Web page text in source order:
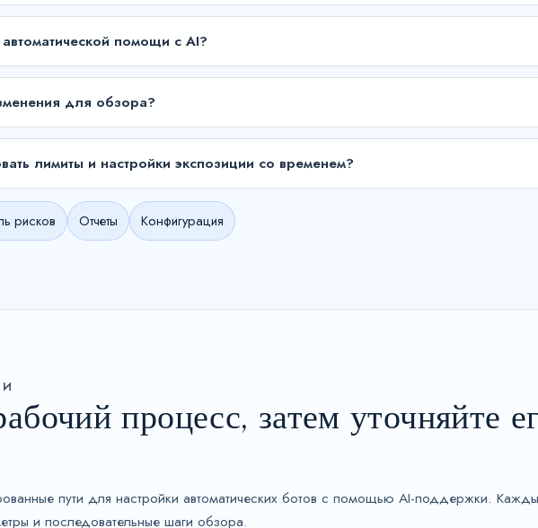
помощи с AI?
для обзора?
лимиты и настройки экспозиции со временем?
рисков Отчеты Конфигурация
процесс, затем уточняйте
пути для настройки автоматических ботов с помощью AI-поддержки.
и последовательные шаги обзора.